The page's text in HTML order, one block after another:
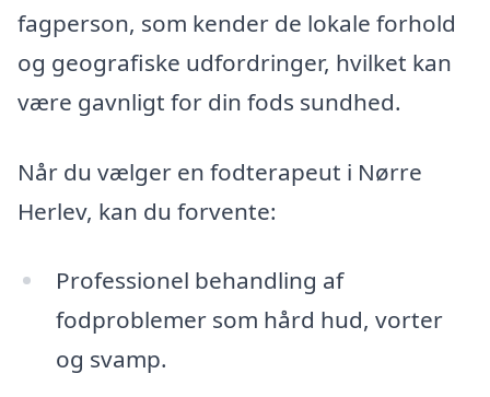
fagperson, som kender de lokale forhold
og geografiske udfordringer, hvilket kan
være gavnligt for din fods sundhed.
Når du vælger en fodterapeut i Nørre
Herlev, kan du forvente:
Professionel behandling af
fodproblemer som hård hud, vorter
og svamp.